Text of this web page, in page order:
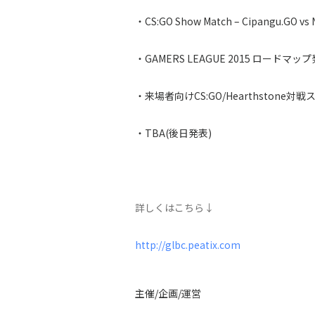
・CS:GO Show Match – Cipangu.GO vs
・GAMERS LEAGUE 2015 ロードマップ
・来場者向けCS:GO/Hearthstone対戦
・TBA(後日発表)
詳しくはこちら↓
http://glbc.peatix.com
主催/企画/運営